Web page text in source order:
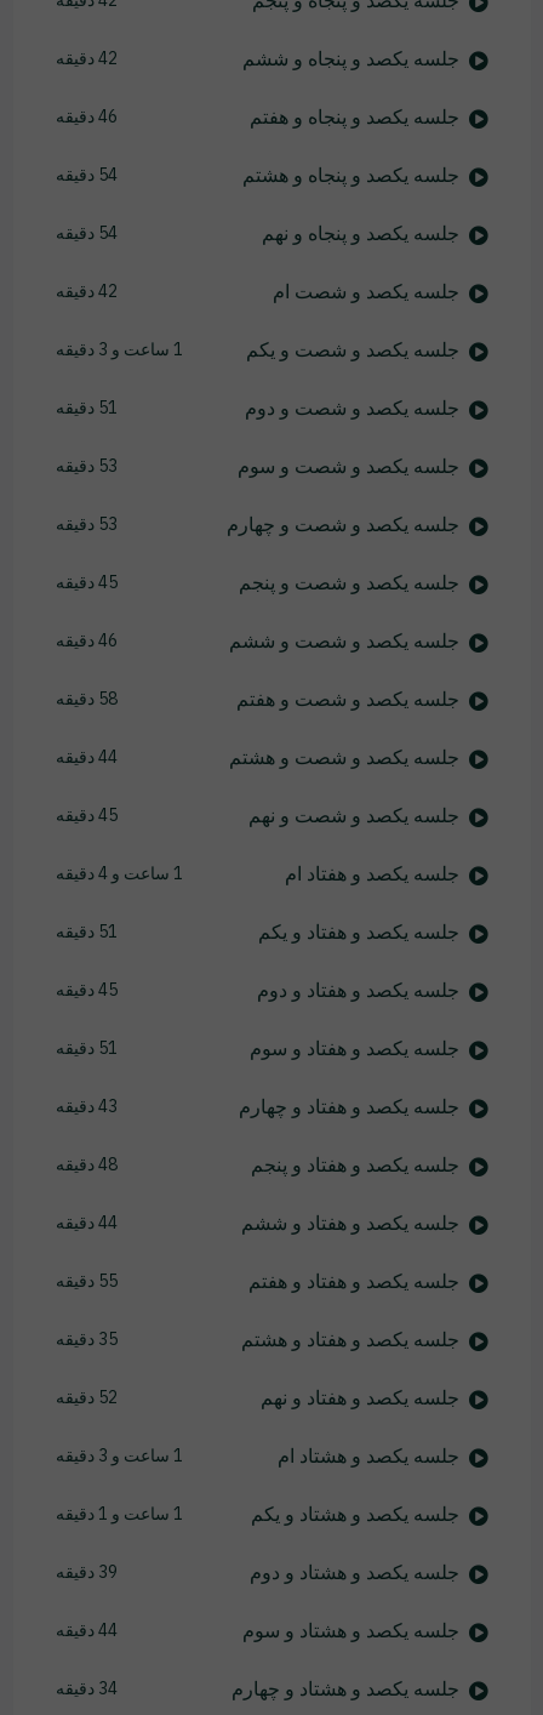
جلسه یکصد و پنجاه و ششم 42 دقیقه
جلسه یکصد و پنجاه و هفتم 46 دقیقه
جلسه یکصد و پنجاه و هشتم 54 دقیقه
جلسه یکصد و پنجاه و نهم 54 دقیقه
جلسه یکصد و شصت ام 42 دقیقه
جلسه یکصد و شصت و یکم 1 ساعت و 3 دقیقه
جلسه یکصد و شصت و دوم 51 دقیقه
جلسه یکصد و شصت و سوم 53 دقیقه
جلسه یکصد و شصت و چهارم 53 دقیقه
جلسه یکصد و شصت و پنجم 45 دقیقه
جلسه یکصد و شصت و ششم 46 دقیقه
جلسه یکصد و شصت و هفتم 58 دقیقه
جلسه یکصد و شصت و هشتم 44 دقیقه
جلسه یکصد و شصت و نهم 45 دقیقه
جلسه یکصد و هفتاد ام 1 ساعت و 4 دقیقه
جلسه یکصد و هفتاد و یکم 51 دقیقه
جلسه یکصد و هفتاد و دوم 45 دقیقه
جلسه یکصد و هفتاد و سوم 51 دقیقه
جلسه یکصد و هفتاد و چهارم 43 دقیقه
جلسه یکصد و هفتاد و پنجم 48 دقیقه
جلسه یکصد و هفتاد و ششم 44 دقیقه
جلسه یکصد و هفتاد و هفتم 55 دقیقه
جلسه یکصد و هفتاد و هشتم 35 دقیقه
جلسه یکصد و هفتاد و نهم 52 دقیقه
جلسه یکصد و هشتاد ام 1 ساعت و 3 دقیقه
جلسه یکصد و هشتاد و یکم 1 ساعت و 1 دقیقه
جلسه یکصد و هشتاد و دوم 39 دقیقه
جلسه یکصد و هشتاد و سوم 44 دقیقه
جلسه یکصد و هشتاد و چهارم 34 دقیقه